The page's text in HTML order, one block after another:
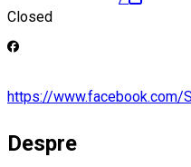
Closed
https://www.facebook.com/
Despre